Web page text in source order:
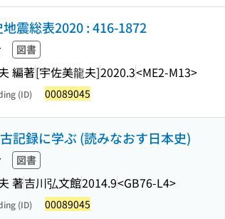
地震総表2020 : 416-1872
図書
編著[宇佐美龍夫]2020.3<ME2-M13>
(ID) 00089045
記録に学ぶ (読みなおす日本史)
図書
著吉川弘文館2014.9<GB76-L4>
(ID) 00089045